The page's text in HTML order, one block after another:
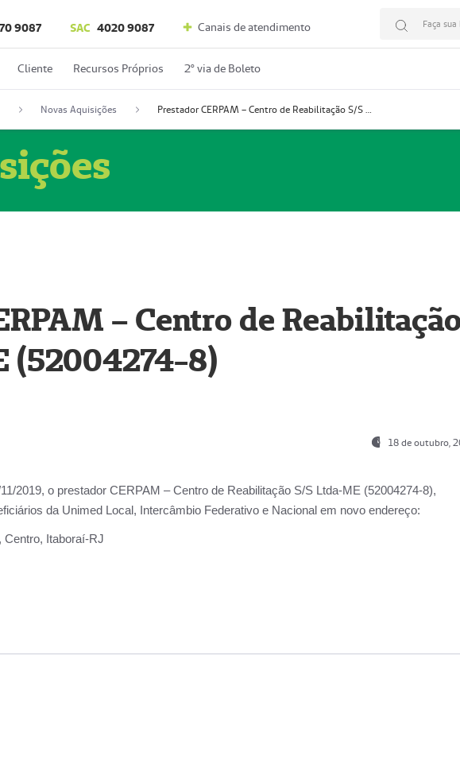
9087 SAC 4020 9087 Canais de atendimento Faça sua
Cliente Recursos Próprios 2º via de Boleto
Novas Aquisições Prestador CERPAM – Centro de Reabilitação S/S Ltda-ME (52004274-8)
– Centro de
(52004274-8)
18 de outubro,
2019, o prestador CERPAM – Centro de Reabilitação S/S Ltda-ME (52004274-8),
da Unimed Local, Intercâmbio Federativo e Nacional em novo endereço:
Centro, Itaboraí-RJ